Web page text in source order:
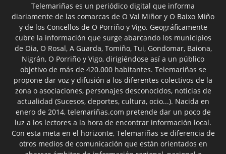
Telemariñas es un periódico digital que informa
diariamente de las comarcas de O Val Miñor y O Baixo Miño
y de los Concellos de O Porriño y Vigo. Geográficamente
cubre la información que surge abarcando los municipios
de Oia, O Rosal, A Guarda, Tomiño, Tui, Gondomar, Baiona,
Nigrán, O Porriño y Vigo, dirigiéndose así a un público
objetivo de más de 420.000 habitantes. Telemariñas se
propone dar voz y difusión a los diferentes colectivos de la
zona o asociaciones, personajes desconocidos, noticias de
actualidad (Sucesos, deportes, cultura, ocio...). Nacida en
enero de 2014, telemariñas.com pretende dar un poco de
luz a los lectores a la hora de encontrar información local.
Con esta meta en el horizonte, Telemariñas se diferencia de
otros medios de comunicación que están orientados en